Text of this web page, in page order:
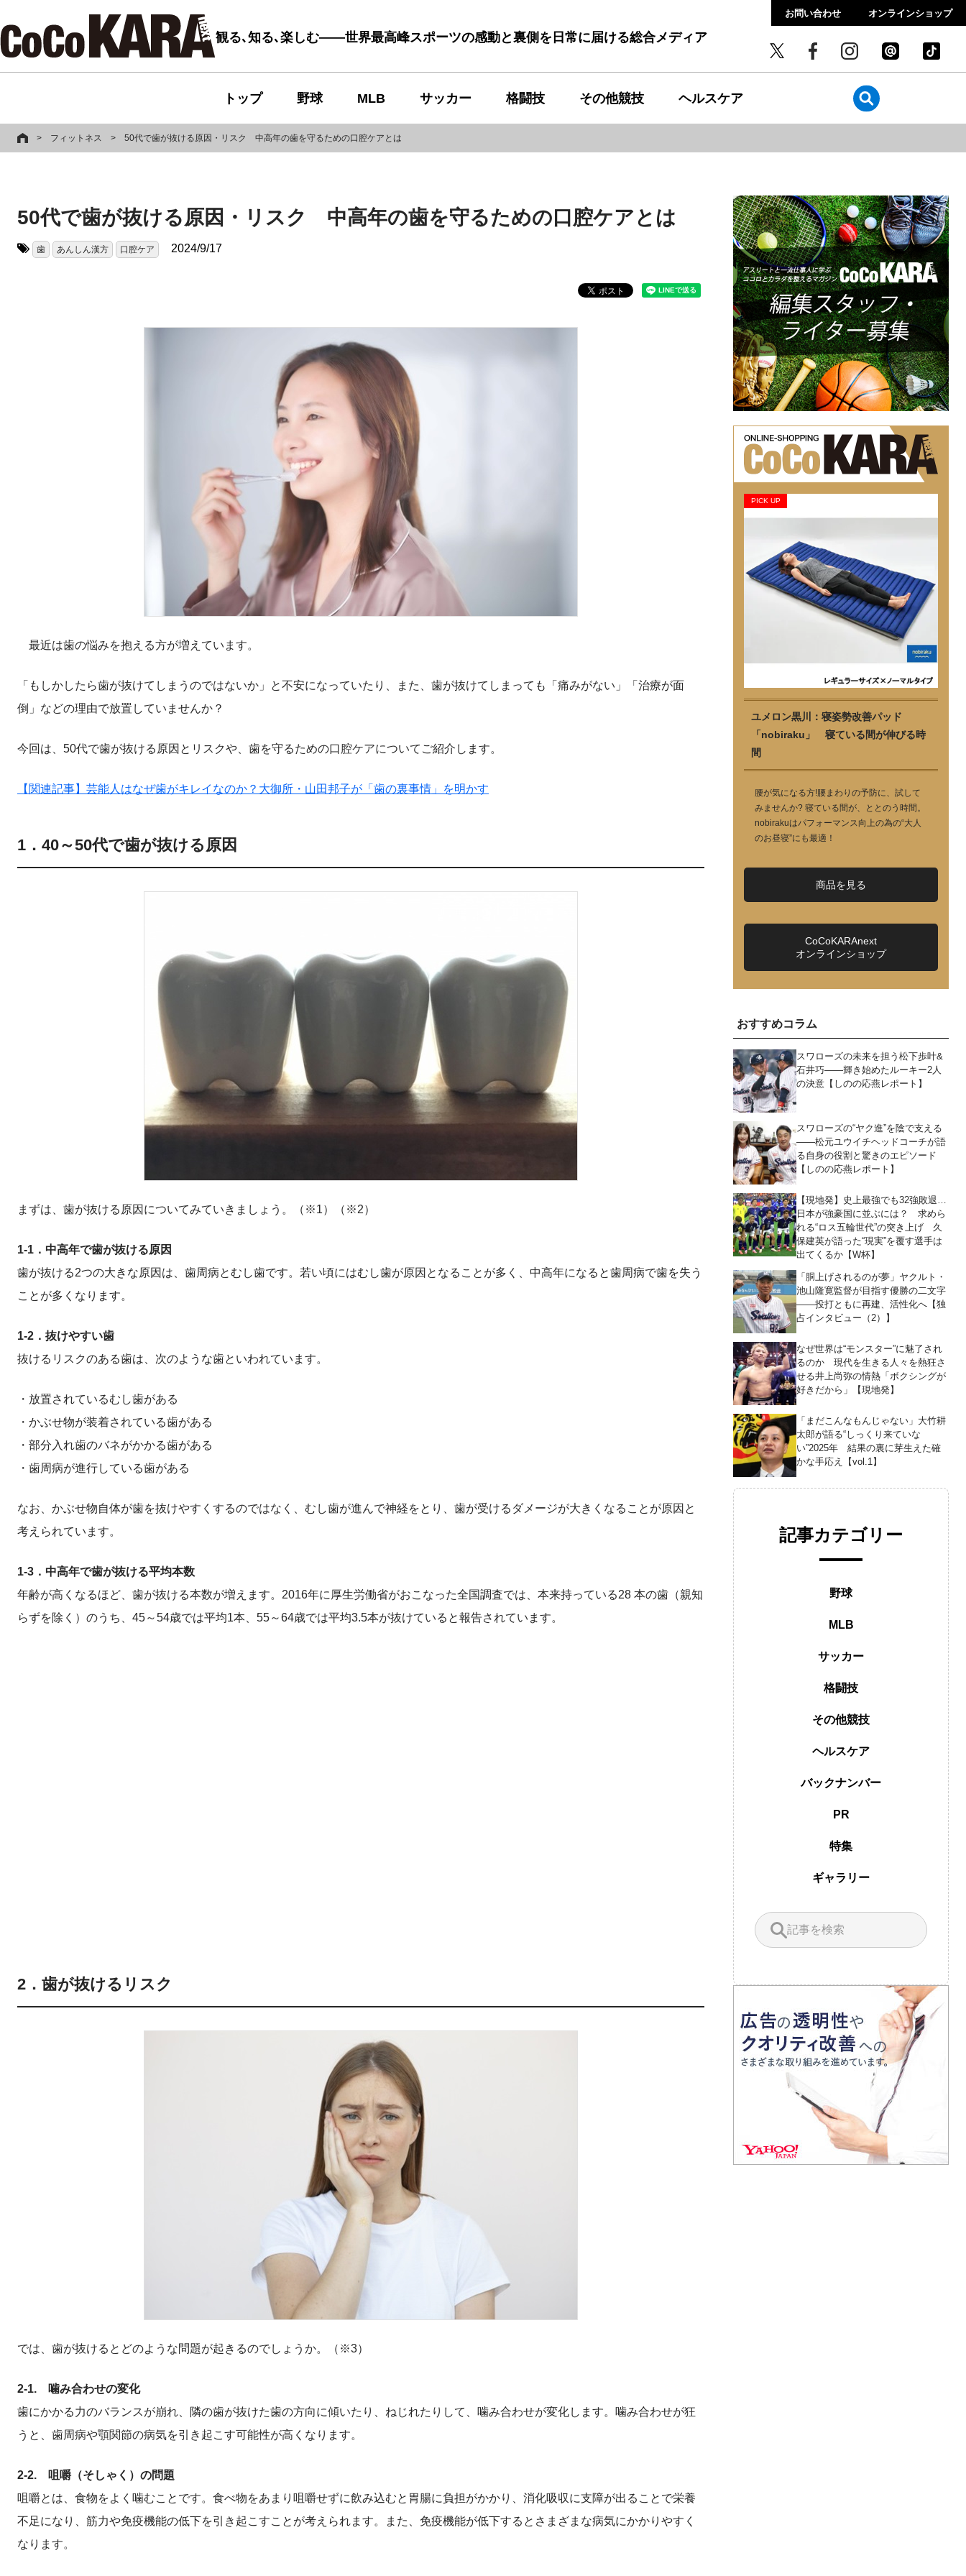
観る､知る､楽しむ――世界最高峰スポーツの感動と裏側を日常に届ける総合メディア
お問い合わせ オンラインショップ
トップ 野球 MLB サッカー 格闘技 その他競技 ヘルスケア
> フィットネス > 50代で歯が抜ける原因・リスク 中高年の歯を守るための口腔ケアとは
50代で歯が抜ける原因・リスク 中高年の歯を守るための口腔ケアとは
歯 あんしん漢方 口腔ケア 2024/9/17
最近は歯の悩みを抱える方が増えています。
「もしかしたら歯が抜けてしまうのではないか」と不安になっていたり、また、歯が抜けてしまっても「痛みがない」「治療が面
倒」などの理由で放置していませんか？
今回は、50代で歯が抜ける原因とリスクや、歯を守るための口腔ケアについてご紹介します。
【関連記事】芸能人はなぜ歯がキレイなのか？大御所・山田邦子が「歯の裏事情」を明かす
1．40～50代で歯が抜ける原因
まずは、歯が抜ける原因についてみていきましょう。（※1）（※2）
1‐1．中高年で歯が抜ける原因
歯が抜ける2つの大きな原因は、歯周病とむし歯です。若い頃にはむし歯が原因となることが多く、中高年になると歯周病で歯を失う
ことが多くなります。
1‐2．抜けやすい歯
抜けるリスクのある歯は、次のような歯といわれています。
・放置されているむし歯がある
・かぶせ物が装着されている歯がある
・部分入れ歯のバネがかかる歯がある
・歯周病が進行している歯がある
なお、かぶせ物自体が歯を抜けやすくするのではなく、むし歯が進んで神経をとり、歯が受けるダメージが大きくなることが原因と
考えられています。
1‐3．中高年で歯が抜ける平均本数
年齢が高くなるほど、歯が抜ける本数が増えます。2016年に厚生労働省がおこなった全国調査では、本来持っている28 本の歯（親知
らずを除く）のうち、45～54歳では平均1本、55～64歳では平均3.5本が抜けていると報告されています。
2．歯が抜けるリスク
では、歯が抜けるとどのような問題が起きるのでしょうか。（※3）
2-1. 噛み合わせの変化
歯にかかる力のバランスが崩れ、隣の歯が抜けた歯の方向に傾いたり、ねじれたりして、噛み合わせが変化します。噛み合わせが狂
うと、歯周病や顎関節の病気を引き起こす可能性が高くなります。
2-2. 咀嚼（そしゃく）の問題
咀嚼とは、食物をよく噛むことです。食べ物をあまり咀嚼せずに飲み込むと胃腸に負担がかかり、消化吸収に支障が出ることで栄養
不足になり、筋力や免疫機能の低下を引き起こすことが考えられます。また、免疫機能が低下するとさまざまな病気にかかりやすく
なります。
PICK UP
ユメロン黒川：寝姿勢改善パッド
「nobiraku」 寝ている間が伸びる時
間
腰が気になる方!腰まわりの予防に、試して
みませんか? 寝ている間が、ととのう時間。
nobirakuはパフォーマンス向上の為の“大人
のお昼寝”にも最適！
商品を見る
CoCoKARAnext
オンラインショップ
おすすめコラム
スワローズの未来を担う松下歩叶&
石井巧――輝き始めたルーキー2人
の決意【しのの応燕レポート】
スワローズの“ヤク進”を陰で支える
――松元ユウイチヘッドコーチが語
る自身の役割と驚きのエピソード
【しのの応燕レポート】
【現地発】史上最強でも32強敗退…
日本が強豪国に並ぶには？ 求めら
れる“ロス五輪世代”の突き上げ 久
保建英が語った“現実”を覆す選手は
出てくるか【W杯】
「胴上げされるのが夢」ヤクルト・
池山隆寛監督が目指す優勝の二文字
――投打ともに再建、活性化へ【独
占インタビュー（2）】
なぜ世界は“モンスター”に魅了され
るのか 現代を生きる人々を熱狂さ
せる井上尚弥の情熱「ボクシングが
好きだから」【現地発】
「まだこんなもんじゃない」大竹耕
太郎が語る“しっくり来ていな
い”2025年 結果の裏に芽生えた確
かな手応え【vol.1】
記事カテゴリー
野球
MLB
サッカー
格闘技
その他競技
ヘルスケア
バックナンバー
PR
特集
ギャラリー